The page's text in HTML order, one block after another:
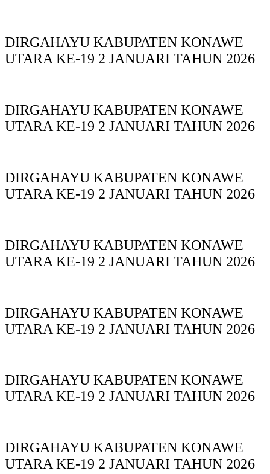
DIRGAHAYU KABUPATEN KONAWE
UTARA KE-19 2 JANUARI TAHUN 2026
DIRGAHAYU KABUPATEN KONAWE
UTARA KE-19 2 JANUARI TAHUN 2026
DIRGAHAYU KABUPATEN KONAWE
UTARA KE-19 2 JANUARI TAHUN 2026
DIRGAHAYU KABUPATEN KONAWE
UTARA KE-19 2 JANUARI TAHUN 2026
DIRGAHAYU KABUPATEN KONAWE
UTARA KE-19 2 JANUARI TAHUN 2026
DIRGAHAYU KABUPATEN KONAWE
UTARA KE-19 2 JANUARI TAHUN 2026
DIRGAHAYU KABUPATEN KONAWE
UTARA KE-19 2 JANUARI TAHUN 2026